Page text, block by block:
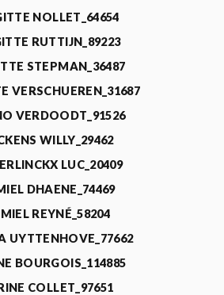
NOLLET_64654
RUTTIJN_89223
STEPMAN_36487
VERSCHUEREN_31687
VERDOODT_91526
WILLY_29462
LUC_20409
DHAENE_74469
REYNÉ_58204
UYTTENHOVE_77662
BOURGOIS_114885
COLLET_97651